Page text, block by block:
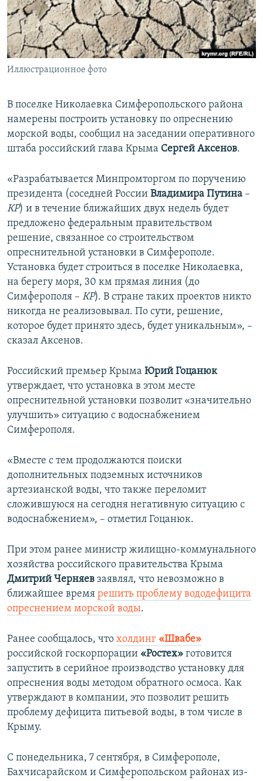
ПОБЕДИТЕЛЕЙ НЕ СУДЯТ?
КРЫМ.НЕПОКОРЕННЫЙ
ELIFBE
УКРАИНСКАЯ ПРОБЛЕМА КРЫМА
ПРИСОЕДИНЯЙТЕСЬ!
Иллюстрационное фото
В поселке Николаевка Симферопольского района
намерены построить установку по опреснению
морской воды, сообщил на заседании оперативного
штаба российский глава Крыма Сергей Аксенов.
«Разрабатывается Минпромторгом по поручению
президента (соседней России Владимира Путина –
КР) и в течение ближайших двух недель будет
предложено федеральным правительством
решение, связанное со строительством
опреснительной установки в Симферополе.
Установка будет строиться в поселке Николаевка,
на берегу моря, 30 км прямая линия (до
Симферополя – КР). В стране таких проектов никто
никогда не реализовывал. По сути, решение,
которое будет принято здесь, будет уникальным», –
сказал Аксенов.
Российский премьер Крыма Юрий Гоцанюк
утверждает, что установка в этом месте
опреснительной установки позволит «значительно
улучшить» ситуацию с водоснабжением
Симферополя.
«Вместе с тем продолжаются поиски
дополнительных подземных источников
артезианской воды, что также переломит
сложившуюся на сегодня негативную ситуацию с
водоснабжением», – отметил Гоцанюк.
При этом ранее министр жилищно-коммунального
хозяйства российского правительства Крыма
Дмитрий Черняев заявлял, что невозможно в
ближайшее время решить проблему вододефицита
опреснением морской воды.
Ранее сообщалось, что холдинг «Швабе»
российской госкорпорации «Ростех» готовится
запустить в серийное производство установку для
опреснения воды методом обратного осмоса. Как
утверждают в компании, это позволит решить
проблему дефицита питьевой воды, в том числе в
Крыму.
С понедельника, 7 сентября, в Симферополе,
Бахчисарайском и Симферопольском районах из-